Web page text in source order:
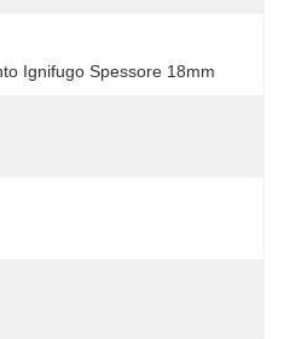
Ignifugo Spessore 18mm